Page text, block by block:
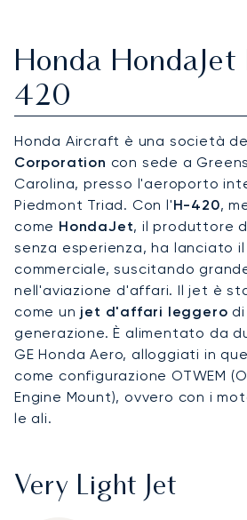
Honda HondaJet
420
Honda Aircraft è una società
Corporation con sede a
Carolina, presso l'aeroporto
Piedmont Triad. Con l'H-420,
come HondaJet, il produttore
senza esperienza, ha lanciato
commerciale, suscitando
nell'aviazione d'affari. Il jet è
come un jet d'affari leggero
generazione. È alimentato da
GE Honda Aero, alloggiati in
come configurazione OTWEM
Engine Mount), ovvero con i
le ali.
Very Light Jet